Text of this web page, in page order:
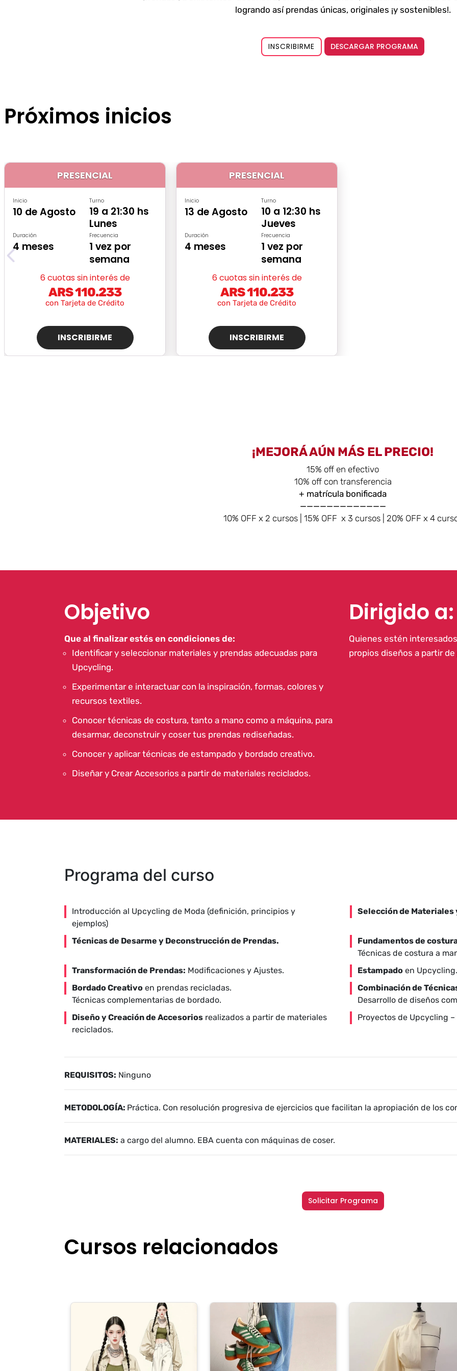
logrando así prendas únicas, originales ¡y sostenibles!.
INSCRIBIRME DESCARGAR PROGRAMA
Próximos inicios
PRESENCIAL
Inicio
10 de Agosto
Turno
19 a 21:30 hs
Lunes
Duración
4 meses
Frecuencia
1 vez por
semana
6 cuotas sin interés de
ARS 110.233
con Tarjeta de Crédito
INSCRIBIRME
PRESENCIAL
Inicio
13 de Agosto
Turno
10 a 12:30 hs
Jueves
Duración
4 meses
Frecuencia
1 vez por
semana
6 cuotas sin interés de
ARS 110.233
con Tarjeta de Crédito
INSCRIBIRME
¡MEJORÁ AÚN MÁS EL PRECIO!
15% off en efectivo
10% off con transferencia
+ matrícula bonificada
—————————————
10% OFF x 2 cursos | 15% OFF x 3 cursos | 20% OFF x 4
Objetivo
Que al finalizar estés en condiciones de:
Identificar y seleccionar materiales y prendas adecuadas para
Upcycling.
Experimentar e interactuar con la inspiración, formas, colores y
recursos textiles.
Conocer técnicas de costura, tanto a mano como a máquina, para
desarmar, deconstruir y coser tus prendas rediseñadas.
Conocer y aplicar técnicas de estampado y bordado creativo.
Diseñar y Crear Accesorios a partir de materiales reciclados.
Dirigido a:
Quienes estén
propios diseños a partir
Programa del curso
Introducción al Upcycling de Moda (definición, principios y
ejemplos)
Selección de Materiales
Técnicas de Desarme y Deconstrucción de Prendas. Fundamentos de
Técnicas de costura a
Transformación de Prendas: Modificaciones y Ajustes. Estampado en
Bordado Creativo en prendas recicladas.
Técnicas complementarias de bordado.
Combinación de
Desarrollo de diseños
Diseño y Creación de Accesorios realizados a partir de materiales
reciclados.
Proyectos de Upcycling –
REQUISITOS: Ninguno
METODOLOGÍA: Práctica. Con resolución progresiva de ejercicios que facilitan la apropiación de los
MATERIALES: a cargo del alumno. EBA cuenta con máquinas de coser.
Solicitar Programa
Cursos relacionados